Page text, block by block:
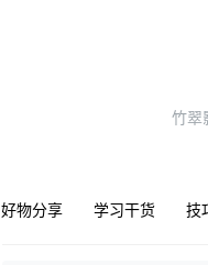
竹翠
好物分享 学习干货 技